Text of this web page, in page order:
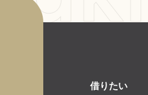
借りたい